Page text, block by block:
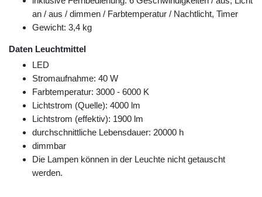
an / aus / dimmen / Farbtemperatur / Nachtlicht, Timer
Gewicht: 3,4 kg
Daten Leuchtmittel
LED
Stromaufnahme: 40 W
Farbtemperatur: 3000 - 6000 K
Lichtstrom (Quelle): 4000 lm
Lichtstrom (effektiv): 1900 lm
durchschnittliche Lebensdauer: 20000 h
dimmbar
Die Lampen können in der Leuchte nicht getauscht
werden.